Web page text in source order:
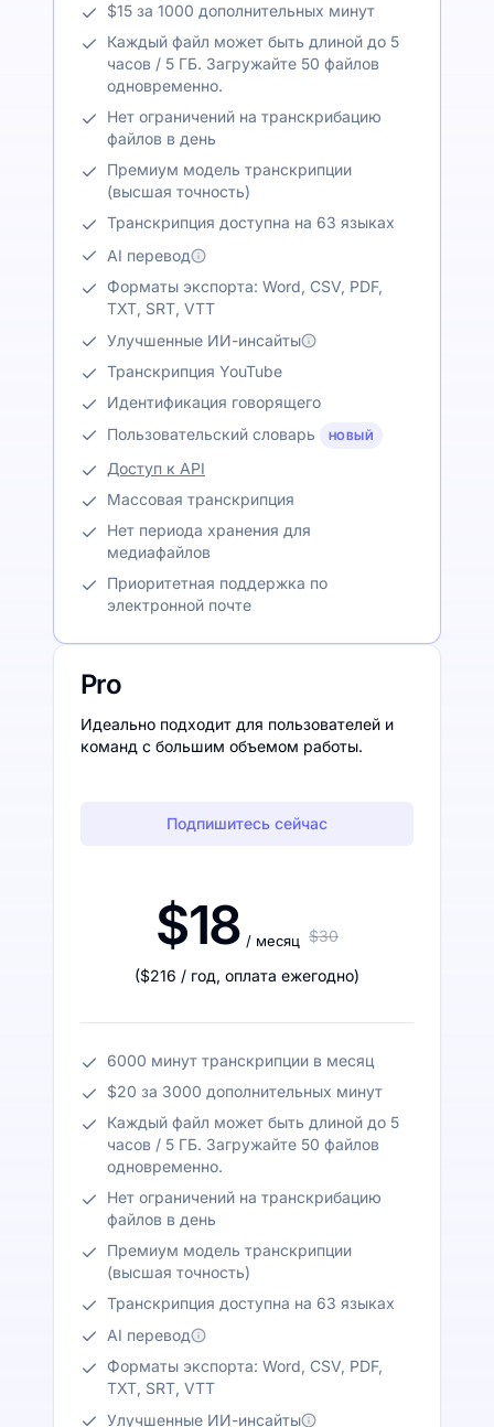
$15 за 1000 дополнительных минут
Каждый файл может быть длиной до 5
часов / 5 ГБ. Загружайте 50 файлов
одновременно.
Нет ограничений на транскрибацию
файлов в день
Премиум модель транскрипции
(высшая точность)
Транскрипция доступна на 63 языках
AI перевод
Форматы экспорта: Word, CSV, PDF,
TXT, SRT, VTT
Улучшенные ИИ-инсайты
Транскрипция YouTube
Идентификация говорящего
Пользовательский словарь
НОВЫЙ
Доступ к API
Массовая транскрипция
Нет периода хранения для
медиафайлов
Приоритетная поддержка по
электронной почте
Pro
Идеально подходит для пользователей и
команд с большим объемом работы.
Подпишитесь сейчас
$18 / месяц $30
($216 / год, оплата ежегодно)
6000 минут транскрипции в месяц
$20 за 3000 дополнительных минут
Каждый файл может быть длиной до 5
часов / 5 ГБ. Загружайте 50 файлов
одновременно.
Нет ограничений на транскрибацию
файлов в день
Премиум модель транскрипции
(высшая точность)
Транскрипция доступна на 63 языках
AI перевод
Форматы экспорта: Word, CSV, PDF,
TXT, SRT, VTT
Улучшенные ИИ-инсайты